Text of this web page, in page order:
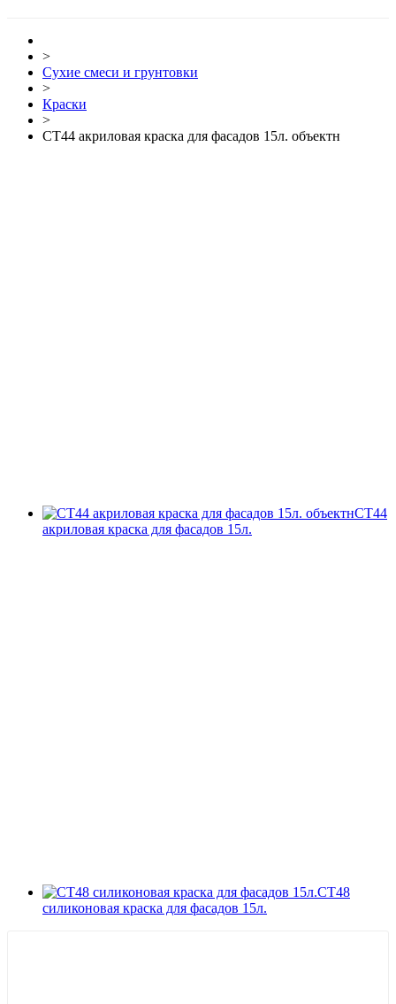
>
Сухие смеси и грунтовки
>
Краски
>
СТ44 акриловая краска для фасадов 15л. объектн
СТ44
акриловая краска для фасадов 15л.
СТ48
силиконовая краска для фасадов 15л.